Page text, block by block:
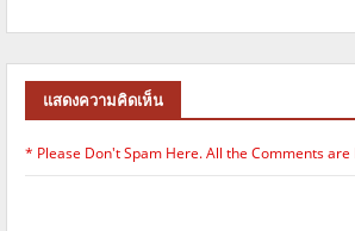
แสดงความคิดเห็น
* Please Don't Spam Here. All the Comments are